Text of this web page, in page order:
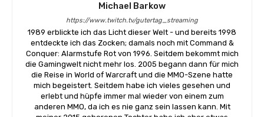
Michael Barkow
https://www.twitch.tv/gutertag_streaming
1989 erblickte ich das Licht dieser Welt - und bereits 1998
entdeckte ich das Zocken; damals noch mit Command &
Conquer: Alarmstufe Rot von 1996. Seitdem bekommt mich
die Gamingwelt nicht mehr los. 2005 begann dann für mich
die Reise in World of Warcraft und die MMO-Szene hatte
mich begeistert. Seitdem habe ich vieles gesehen und
erlebt und hüpfe immer mal wieder von einem zum
anderen MMO, da ich es nie ganz sein lassen kann. Mit